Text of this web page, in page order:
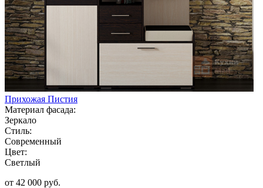
Прихожая Пистия
Материал фасада:
Зеркало
Стиль:
Современный
Цвет:
Светлый
от 42 000 руб.